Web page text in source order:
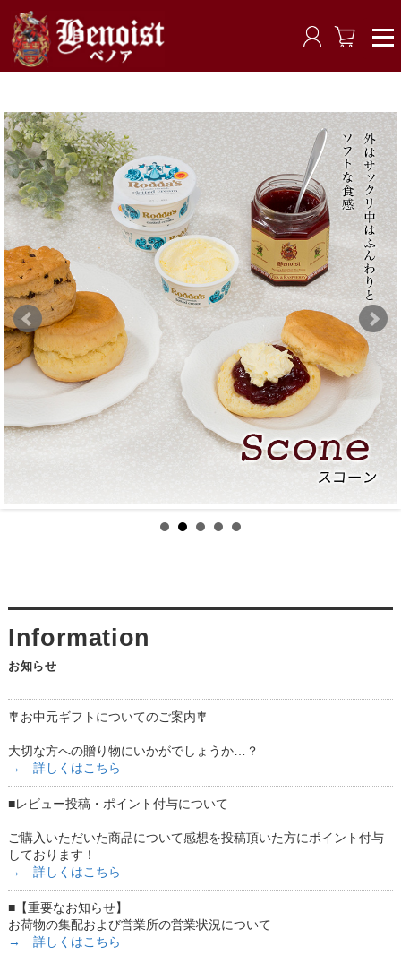
お知らせ
🎐お中元ギフトについてのご案内🎐
大切な方への贈り物にいかがでしょうか…？
→ 詳しくはこちら
■レビュー投稿・ポイント付与について
ご購入いただいた商品について感想を投稿頂いた方にポイント付与
しております！
→ 詳しくはこちら
■【重要なお知らせ】
お荷物の集配および営業所の営業状況について
→ 詳しくはこちら